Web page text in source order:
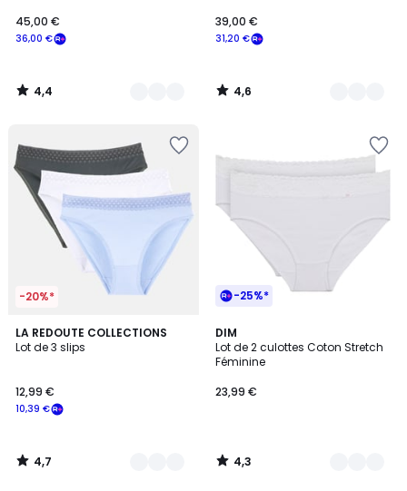
36,00 €
45,00 €
4,4
/
31,20 €
39,00 €
4,6
/
-20%*
LA REDOUTE COLLECTIONS
Lot de 3 slips
10,39 €
12,99 €
4,7
/ 5
3
Couleurs
4,7
/
-25%*
DIM
Lot de 2 culottes Coton Stretch
Féminine
23,99 €
4,3
/ 5
2
Couleurs
4,3
/